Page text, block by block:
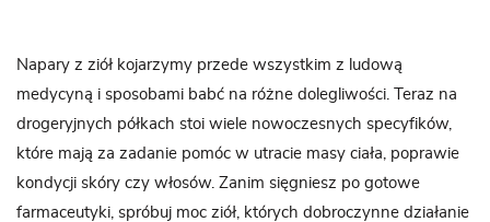
Napary z ziół kojarzymy przede wszystkim z ludową
medycyną i sposobami babć na różne dolegliwości. Teraz na
drogeryjnych półkach stoi wiele nowoczesnych specyfików,
które mają za zadanie pomóc w utracie masy ciała, poprawie
kondycji skóry czy włosów. Zanim sięgniesz po gotowe
farmaceutyki, spróbuj moc ziół, których dobroczynne działanie